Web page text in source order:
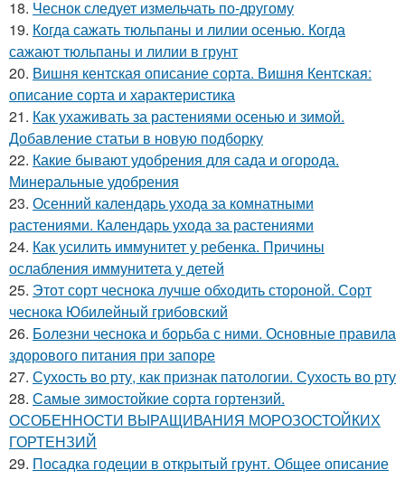
18. Чеснок следует измельчать по-другому
19. Когда сажать тюльпаны и лилии осенью. Когда
сажают тюльпаны и лилии в грунт
20. Вишня кентская описание сорта. Вишня Кентская:
описание сорта и характеристика
21. Как ухаживать за растениями осенью и зимой.
Добавление статьи в новую подборку
22. Какие бывают удобрения для сада и огорода.
Минеральные удобрения
23. Осенний календарь ухода за комнатными
растениями. Календарь ухода за растениями
24. Как усилить иммунитет у ребенка. Причины
ослабления иммунитета у детей
25. Этот сорт чеснока лучше обходить стороной. Сорт
чеснока Юбилейный грибовский
26. Болезни чеснока и борьба с ними. Основные правила
здорового питания при запоре
27. Сухость во рту, как признак патологии. Сухость во рту
28. Самые зимостойкие сорта гортензий.
ОСОБЕННОСТИ ВЫРАЩИВАНИЯ МОРОЗОСТОЙКИХ
ГОРТЕНЗИЙ
29. Посадка годеции в открытый грунт. Общее описание